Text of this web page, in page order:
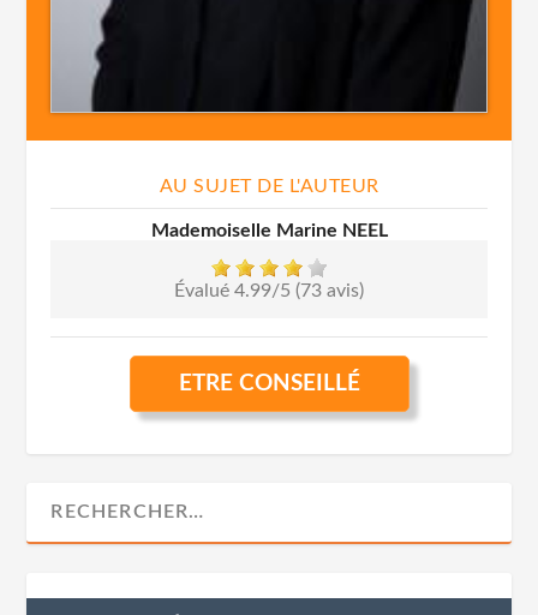
AU SUJET DE L'AUTEUR
Mademoiselle Marine NEEL
Évalué 4.99/5 (73 avis)
ETRE CONSEILLÉ